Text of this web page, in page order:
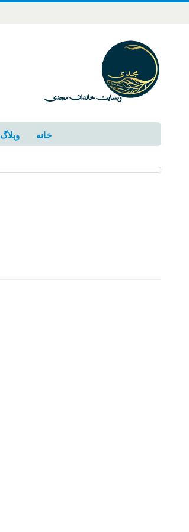
خانه وبلاگ